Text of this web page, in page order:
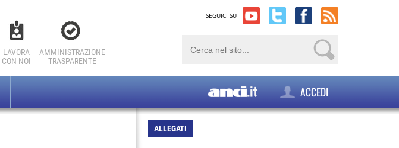
LAVORA
CON NOI
AMMINISTRAZIONE
TRASPARENTE
SEGUICI SU
ACCEDI
ALLEGATI